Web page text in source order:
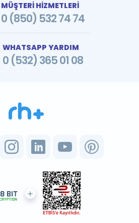
MÜŞTERİ HİZMETLERİ
0 (850) 532 74 74
WHATSAPP YARDIM
0 (532) 365 01 08